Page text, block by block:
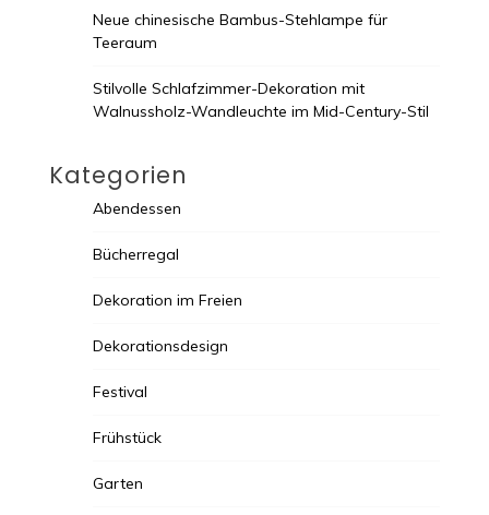
Neue chinesische Bambus-Stehlampe für
Teeraum
Stilvolle Schlafzimmer-Dekoration mit
Walnussholz-Wandleuchte im Mid-Century-Stil
Kategorien
Abendessen
Bücherregal
Dekoration im Freien
Dekorationsdesign
Festival
Frühstück
Garten